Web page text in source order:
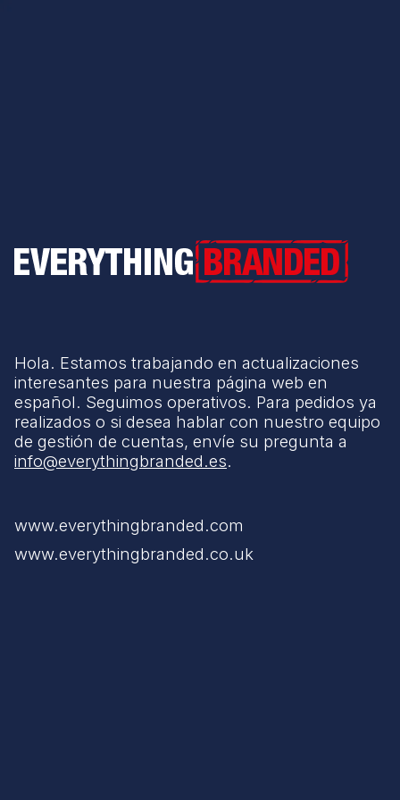
Everything Branded
Hola. Estamos trabajando en actualizaciones
interesantes para nuestra página web en
español. Seguimos operativos. Para pedidos ya
realizados o si desea hablar con nuestro equipo
de gestión de cuentas, envíe su pregunta a
info@everythingbranded.es.
www.everythingbranded.com
www.everythingbranded.co.uk